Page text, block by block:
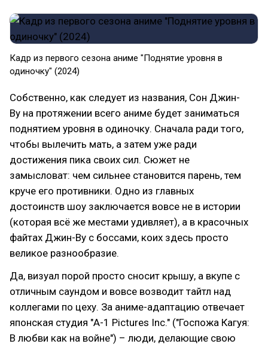
Кадр из первого сезона аниме "Поднятие уровня в
одиночку" (2024)
Собственно, как следует из названия, Сон Джин-
Ву на протяжении всего аниме будет заниматься
поднятием уровня в одиночку. Сначала ради того,
чтобы вылечить мать, а затем уже ради
достижения пика своих сил. Сюжет не
замысловат: чем сильнее становится парень, тем
круче его противники. Одно из главных
достоинств шоу заключается вовсе не в истории
(которая всё же местами удивляет), а в красочных
файтах Джин-Ву с боссами, коих здесь просто
великое разнообразие.
Да, визуал порой просто сносит крышу, а вкупе с
отличным саундом и вовсе возводит тайтл над
коллегами по цеху. За аниме-адаптацию отвечает
японская студия "A-1 Pictures Inc." ("Госпожа Кагуя:
В любви как на войне") – люди, делающие свою